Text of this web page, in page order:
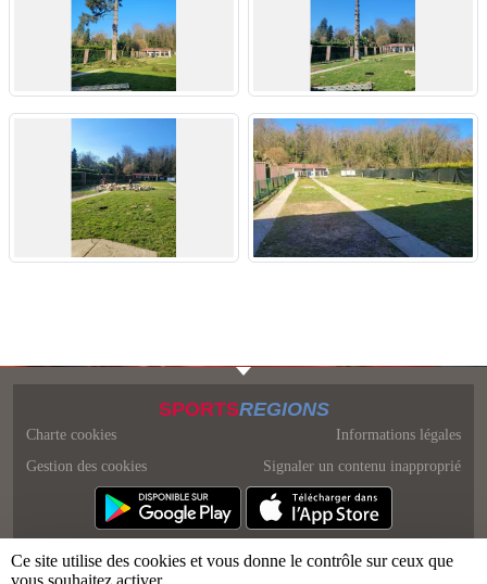
SPORTSREGIONS
Charte cookies
Gestion des cookies
Informations légales
Signaler un contenu inapproprié
Ce site utilise des cookies et vous donne le contrôle sur ceux que
vous souhaitez activer